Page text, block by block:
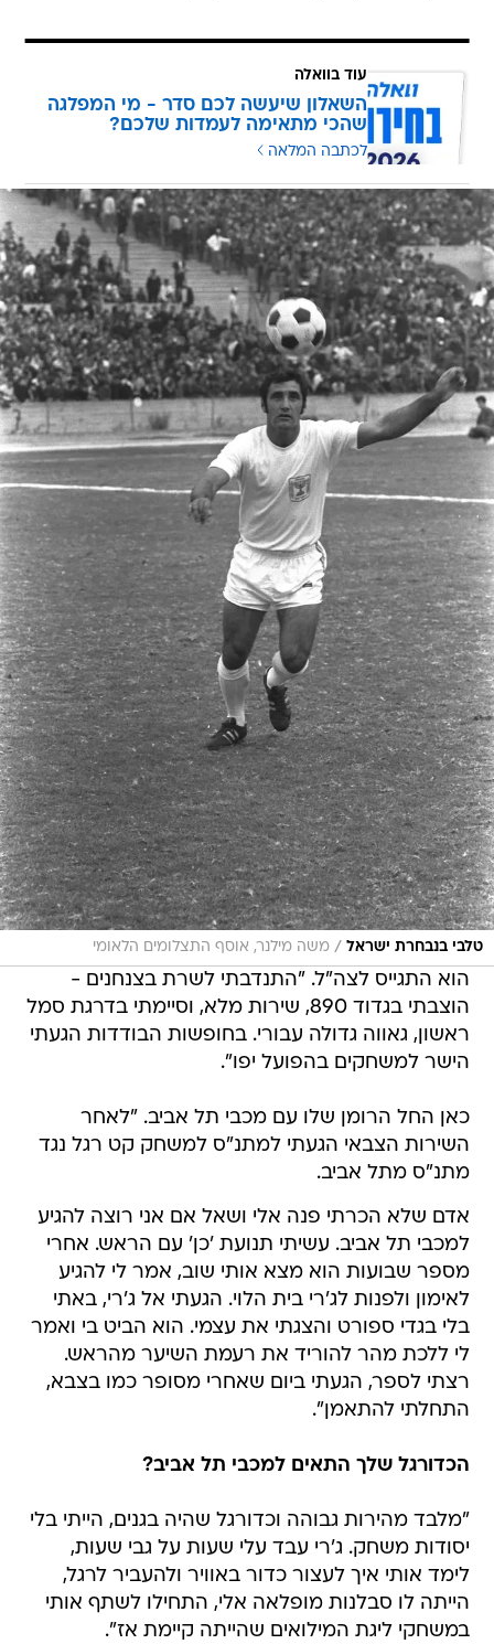
עוד בוואלה
השאלון שיעשה לכם סדר - מי המפלגה
שהכי מתאימה לעמדות שלכם?
לכתבה המלאה
טלבי בנבחרת ישראל / משה מילנר, אוסף התצלומים הלאומי
הוא התגייס לצה"ל. "התנדבתי לשרת בצנחנים -
הוצבתי בגדוד 890, שירות מלא, וסיימתי בדרגת סמל
ראשון, גאווה גדולה עבורי. בחופשות הבודדות הגעתי
הישר למשחקים בהפועל יפו".
כאן החל הרומן שלו עם מכבי תל אביב. "לאחר
השירות הצבאי הגעתי למתנ"ס למשחק קט רגל נגד
מתנ"ס מתל אביב.
אדם שלא הכרתי פנה אלי ושאל אם אני רוצה להגיע
למכבי תל אביב. עשיתי תנועת 'כן' עם הראש. אחרי
מספר שבועות הוא מצא אותי שוב, אמר לי להגיע
לאימון ולפנות לג'רי בית הלוי. הגעתי אל ג'רי, באתי
בלי בגדי ספורט והצגתי את עצמי. הוא הביט בי ואמר
לי ללכת מהר להוריד את רעמת השיער מהראש.
רצתי לספר, הגעתי ביום שאחרי מסופר כמו בצבא,
התחלתי להתאמן".
הכדורגל שלך התאים למכבי תל אביב?
"מלבד מהירות גבוהה וכדורגל שהיה בגנים, הייתי בלי
יסודות משחק. ג'רי עבד עלי שעות על גבי שעות,
לימד אותי איך לעצור כדור באוויר ולהעביר לרגל,
הייתה לו סבלנות מופלאה אלי, התחילו לשתף אותי
במשחקי ליגת המילואים שהייתה קיימת אז".